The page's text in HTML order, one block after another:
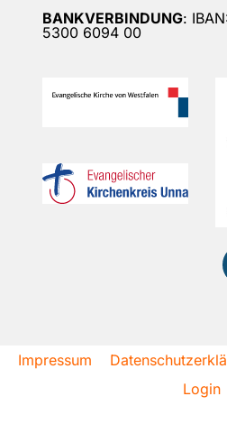
BANKVERBINDUNG:
5300 6094 00
Impressum
Login